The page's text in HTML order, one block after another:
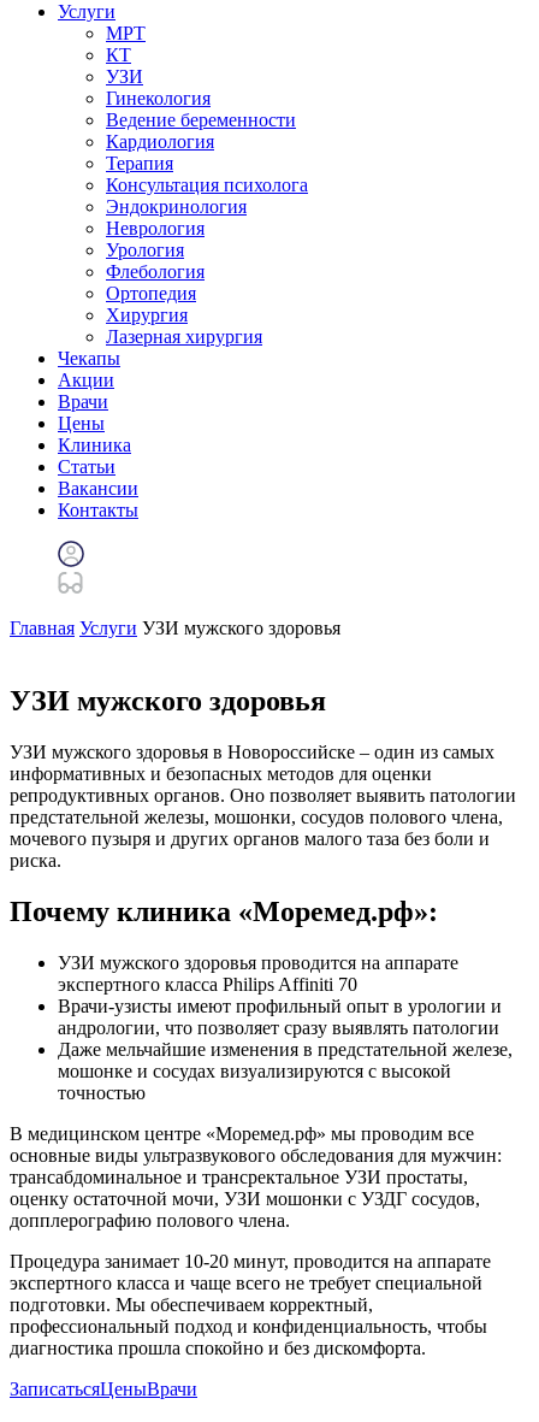
Услуги
МРТ
КТ
УЗИ
Гинекология
Ведение беременности
Кардиология
Терапия
Консультация психолога
Эндокринология
Неврология
Урология
Флебология
Ортопедия
Хирургия
Лазерная хирургия
Чекапы
Акции
Врачи
Цены
Клиника
Статьи
Вакансии
Контакты
Главная Услуги УЗИ мужского здоровья
УЗИ мужского здоровья
УЗИ мужского здоровья в Новороссийске – один из самых
информативных и безопасных методов для оценки
репродуктивных органов. Оно позволяет выявить патологии
предстательной железы, мошонки, сосудов полового члена,
мочевого пузыря и других органов малого таза без боли и
риска.
Почему клиника «Моремед.рф»:
УЗИ мужского здоровья проводится на аппарате
экспертного класса Philips Affiniti 70
Врачи-узисты имеют профильный опыт в урологии и
андрологии, что позволяет сразу выявлять патологии
Даже мельчайшие изменения в предстательной железе,
мошонке и сосудах визуализируются с высокой
точностью
В медицинском центре «Моремед.рф» мы проводим все
основные виды ультразвукового обследования для мужчин:
трансабдоминальное и трансректальное УЗИ простаты,
оценку остаточной мочи, УЗИ мошонки с УЗДГ сосудов,
допплерографию полового члена.
Процедура занимает 10-20 минут, проводится на аппарате
экспертного класса и чаще всего не требует специальной
подготовки. Мы обеспечиваем корректный,
профессиональный подход и конфиденциальность, чтобы
диагностика прошла спокойно и без дискомфорта.
ЗаписатьсяЦеныВрачи